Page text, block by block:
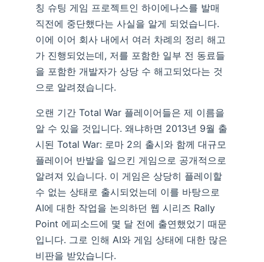
칭 슈팅 게임 프로젝트인 하이에나스를 발매
직전에 중단했다는 사실을 알게 되었습니다.
이에 이어 회사 내에서 여러 차례의 정리 해고
가 진행되었는데, 저를 포함한 일부 전 동료들
을 포함한 개발자가 상당 수 해고되었다는 것
으로 알려졌습니다.
오랜 기간 Total War 플레이어들은 제 이름을
알 수 있을 것입니다. 왜냐하면 2013년 9월 출
시된 Total War: 로마 2의 출시와 함께 대규모
플레이어 반발을 일으킨 게임으로 공개적으로
알려져 있습니다. 이 게임은 상당히 플레이할
수 없는 상태로 출시되었는데 이를 바탕으로
AI에 대한 작업을 논의하던 웹 시리즈 Rally
Point 에피소드에 몇 달 전에 출연했었기 때문
입니다. 그로 인해 AI와 게임 상태에 대한 많은
비판을 받았습니다.